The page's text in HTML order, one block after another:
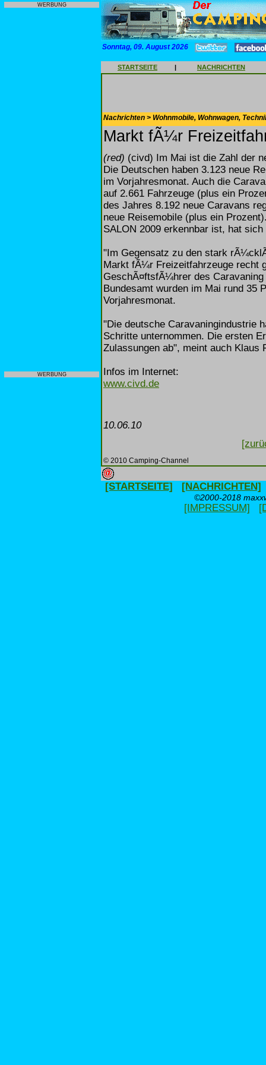
WERBUNG
WERBUNG
Sonntag, 09. August 2026
STARTSEITE | NACHRICHTEN
Nachrichten > Wohnmobile, Wohnwagen,
Markt fÃ¼r
(red) (civd) Im Mai ist die Zahl der
Die Deutschen haben 3.123 neue
im Vorjahresmonat. Auch die
auf 2.661 Fahrzeuge (plus ein
des Jahres 8.192 neue Caravans
neue Reisemobile (plus ein
SALON 2009 erkennbar ist, hat
"Im Gegensatz zu den stark
Markt fÃ¼r Freizeitfahrzeuge recht
GeschÃ¤ftsfÃ¼hrer des
Bundesamt wurden im Mai rund 35
Vorjahresmonat.
"Die deutsche Caravaningindustrie
Schritte unternommen. Die ersten
Zulassungen ab", meint auch Klaus
Infos im Internet:
www.civd.de
10.06.10
© 2010 Camping-Channel
[STARTSEITE] [NACHRICHTEN]
©2000-2018
[IMPRESSUM]